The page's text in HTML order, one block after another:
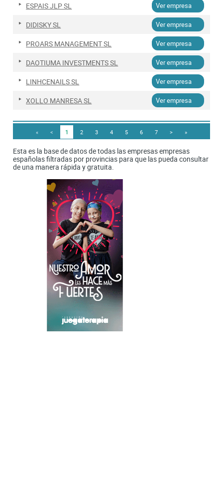
ESPAIS JLP SL Ver empresa
DIDISKY SL Ver empresa
PROARS MANAGEMENT SL Ver empresa
DAOTIUMA INVESTMENTS SL Ver empresa
LINHCENAILS SL Ver empresa
XOLLO MANRESA SL Ver empresa
« < 1 2 3 4 5 6 7 > »
Esta es la base de datos de todas las empresas empresas
españolas filtradas por provincias para que las pueda consultar
de una manera rápida y gratuita.